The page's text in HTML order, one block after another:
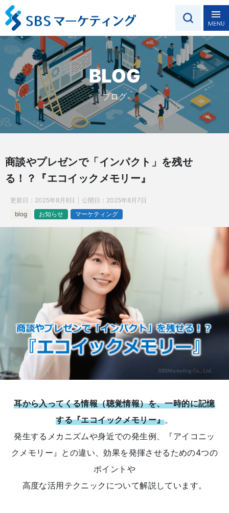
BLOG
ブログ
商談やプレゼンで「インパクト」を残せ
る！？『エコイックメモリー』
更新日： 2025年8月8日 公開日： 2025年8月7日
blog
お知らせ マーケティング
耳から入ってくる情報（聴覚情報）を、一時的に記憶
する『エコイックメモリー』。
発生するメカニズムや身近での発生例、『アイコニッ
クメモリー』との違い、効果を発揮させるための4つの
ポイントや
高度な活用テクニックについて解説しています。